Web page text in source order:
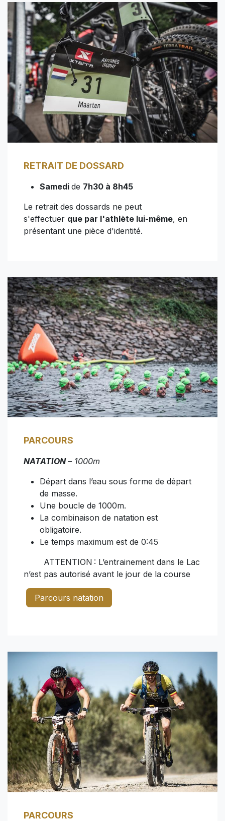
RETRAIT DE DOSSARD
Samedi de 7h30 à 8h45
Le retrait des dossards ne peut
s'effectuer que par l'athlète lui-même, en
présentant une pièce d'identité.
PARCOURS
NATATION– 1000m
Départ dans l’eau sous forme de départ
de masse.
Une boucle de 1000m.
La combinaison de natation est
obligatoire.
Le temps maximum est de 0:45
ATTENTION : L’entrainement dans le Lac
n’est pas autorisé avant le jour de la course
Parcours natation
PARCOURS